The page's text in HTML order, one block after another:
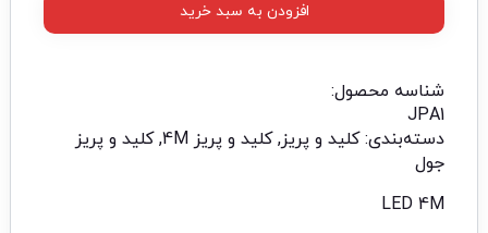
افزودن به سبد خرید
شناسه محصول:
JPA1
دسته‌بندی:کلید و پریز,کلید و پریز 4M ,کلید و پریز
جول
LED 4M